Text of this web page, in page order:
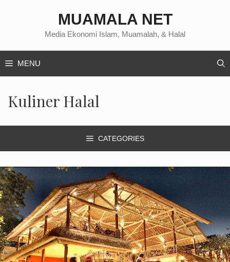
MUAMALA NET
Media Ekonomi Islam, Muamalah, & Halal
MENU
Kuliner Halal
CATEGORIES